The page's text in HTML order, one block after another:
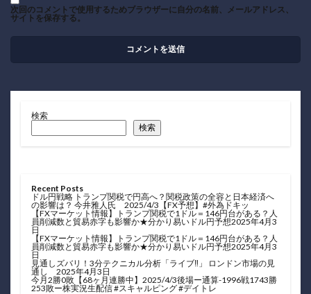
次回のコメントで使用するためブラウザーに自分の名前、メールアドレス、
サイトを保存する。
検索
検索
Recent Posts
ドル円戦略 トランプ関税で円高へ？関税政策の全容と日本経済へ
の影響は？ 今井雅人氏 2025/4/3【FX予想】#外為ドキッ
【FXマーケット情報】トランプ関税で1ドル＝146円台がある？人
員削減数と貿易赤字も影響か★分かり易いドル円予想2025年4月3
日
【FXマーケット情報】トランプ関税で1ドル＝146円台がある？人
員削減数と貿易赤字も影響か★分かり易いドル円予想2025年4月3
日
見通しズバリ！3分テクニカル分析「ライブ‼」 ロンドン市場の見
通し 2025年4月3日
今月2勝0敗【68ヶ月連勝中】2025/4/3後場ー通算-1996戦1743勝
253敗ー株実況生配信 #スキャルピング #デイトレ